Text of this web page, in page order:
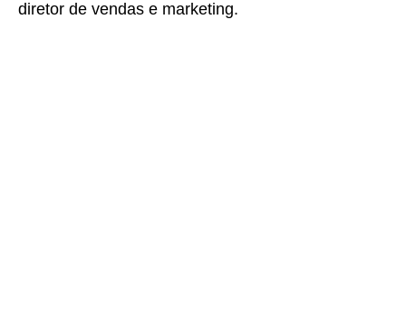
diretor de vendas e marketing.